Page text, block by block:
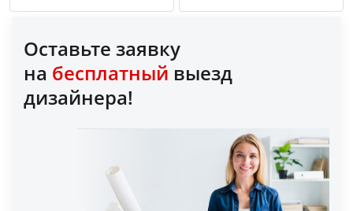
Оставьте заявку
на бесплатный выезд
дизайнера!